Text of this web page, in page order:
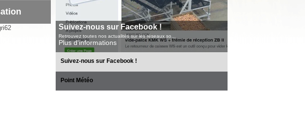
Suivez-nous sur Facebook !
Retrouvez toutes nos actualités sur les réseaux so...
Plus d'informations
Suivez-nous sur Facebook !
Point Météo